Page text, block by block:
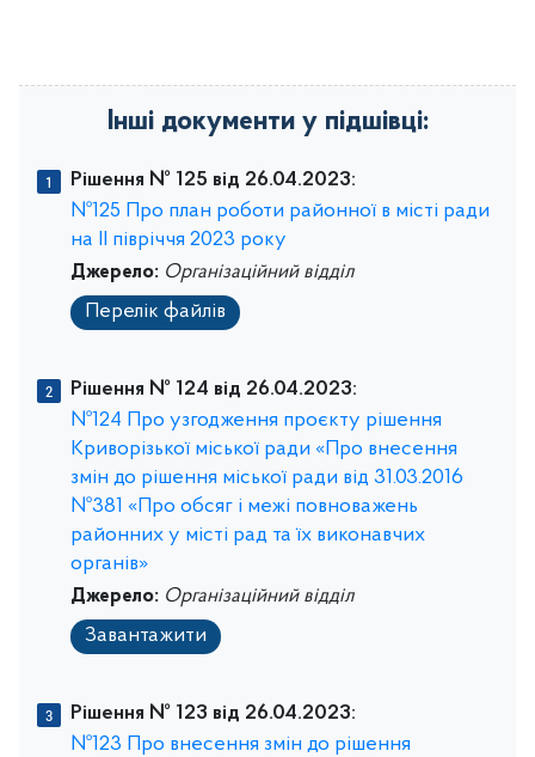
Інші документи у підшівці:
Рішення № 125 від 26.04.2023:
№125 Про план роботи районної в місті ради
на ІІ півріччя 2023 року
Джерело: Організаційний відділ
Перелік файлів
Рішення № 124 від 26.04.2023:
№124 Про узгодження проєкту рішення
Криворізької міської ради «Про внесення
змін до рішення міської ради від 31.03.2016
№381 «Про обсяг і межі повноважень
районних у місті рад та їх виконавчих
органів»
Джерело: Організаційний відділ
Завантажити
Рішення № 123 від 26.04.2023:
№123 Про внесення змін до рішення